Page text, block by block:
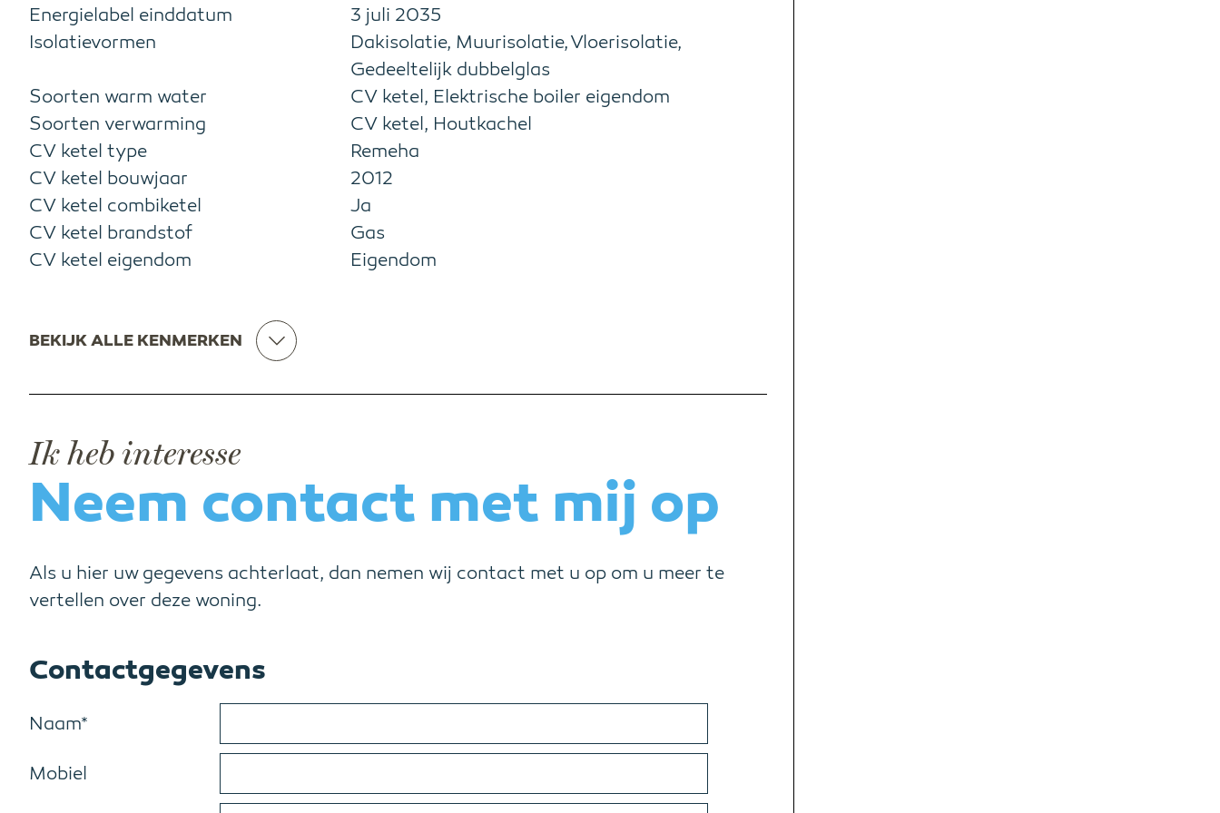
Energielabel einddatum
3 juli 2035
Isolatievormen
Dakisolatie, Muurisolatie, Vloerisolatie,
Gedeeltelijk dubbelglas
Soorten warm water
CV ketel, Elektrische boiler eigendom
Soorten verwarming
CV ketel, Houtkachel
CV ketel type
Remeha
CV ketel bouwjaar
2012
CV ketel combiketel
Ja
CV ketel brandstof
Gas
CV ketel eigendom
Eigendom
BEKIJK ALLE KENMERKEN
Ik heb interesse
Neem contact met mij op
Als u hier uw gegevens achterlaat, dan nemen wij contact met u op om u meer te
vertellen over deze woning.
Contactgegevens
Naam*
Mobiel